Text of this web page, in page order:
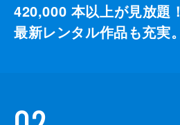
420,000 本以上が見放題！
最新レンタル作品も充実。